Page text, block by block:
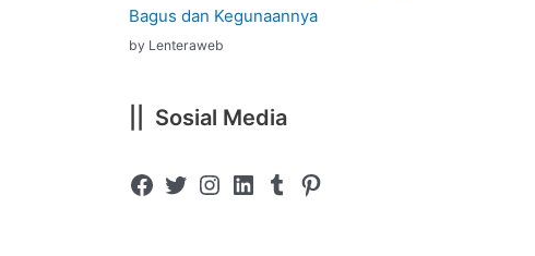
Bagus dan Kegunaannya
by Lenteraweb
|| Sosial Media